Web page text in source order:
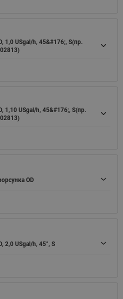
1,0 USgal/h, 45&#176;, S(пр.
1,10 USgal/h, 45&#176;, S(пр.
OD
2,0 USgal/h, 45°, S